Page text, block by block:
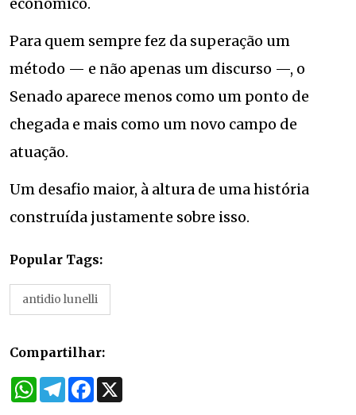
econômico.
Para quem sempre fez da superação um
método — e não apenas um discurso —, o
Senado aparece menos como um ponto de
chegada e mais como um novo campo de
atuação.
Um desafio maior, à altura de uma história
construída justamente sobre isso.
Popular Tags:
antidio lunelli
Compartilhar:
WhatsApp
TelegramFacebook